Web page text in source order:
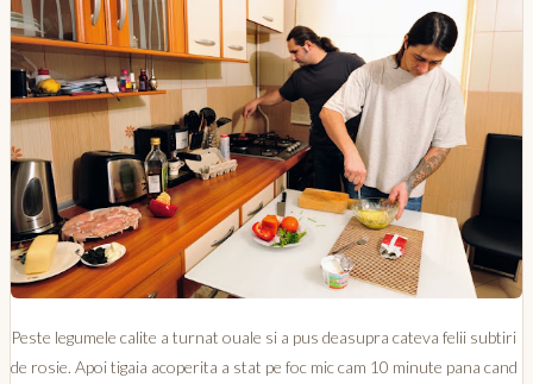
Peste legumele calite a turnat ouale si a pus deasupra cateva felii subtiri
de rosie. Apoi tigaia acoperita a stat pe foc mic cam 10 minute pana cand